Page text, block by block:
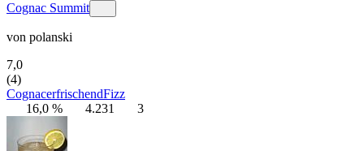
Cognac Summit
von polanski
7,0
(4)
CognacerfrischendFizz
16,0 %
4.231 3